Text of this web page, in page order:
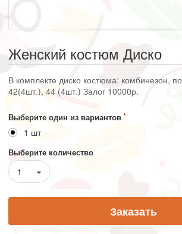
Женский костюм Диско
В комплекте диско костюма: комбинезон,
42(4шт.), 44 (4шт.) Залог 10000р.
Выберите один из вариантов
1 шт
Выберите количество
1
Заказать